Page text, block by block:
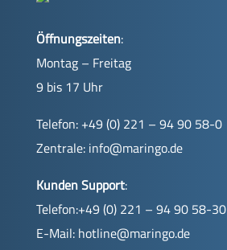
Öffnungszeiten:
Montag – Freitag
9 bis 17 Uhr
Telefon: +49 (0) 221 – 94 90 58-0
Zentrale: info@maringo.de
Kunden Support:
Telefon:+49 (0) 221 – 94 90 58-30
E-Mail: hotline@maringo.de